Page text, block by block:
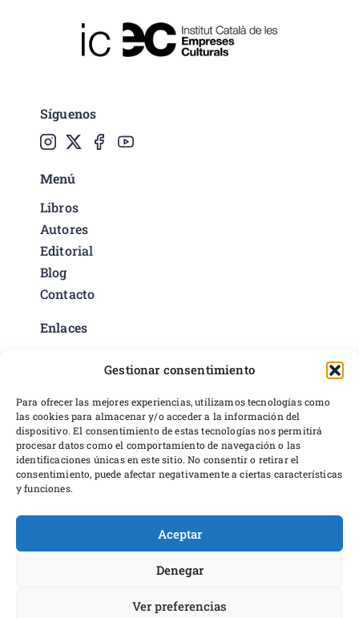
Gestionar consentimiento
Para ofrecer las mejores experiencias, utilizamos tecnologías como
las cookies para almacenar y/o acceder a la información del
dispositivo. El consentimiento de estas tecnologías nos permitirá
procesar datos como el comportamiento de navegación o las
identificaciones únicas en este sitio. No consentir o retirar el
consentimiento, puede afectar negativamente a ciertas características
y funciones.
Aceptar
Denegar
Ver preferencias
Síguenos
Menú
Libros
Autores
Editorial
Blog
Contacto
Enlaces
Condiciones del servicio
Preferencias de cookies
Políticas de devoluciones y reembolsos
Desarrollo web
Proyecto financiado por Dirección General del Libro y Fomento a
la Lectura, Ministerio de Cultura y Deporte